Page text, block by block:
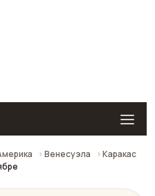
Венесуэла
Каракас